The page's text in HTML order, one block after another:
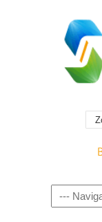
Navigation